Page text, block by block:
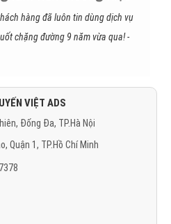
hàng đã luôn tin dùng dịch vụ
chặng đường 9 năm vừa qua! -
VIỆT ADS
Đống Đa, TP.Hà Nội
Quận 1, TP.Hồ Chí Minh